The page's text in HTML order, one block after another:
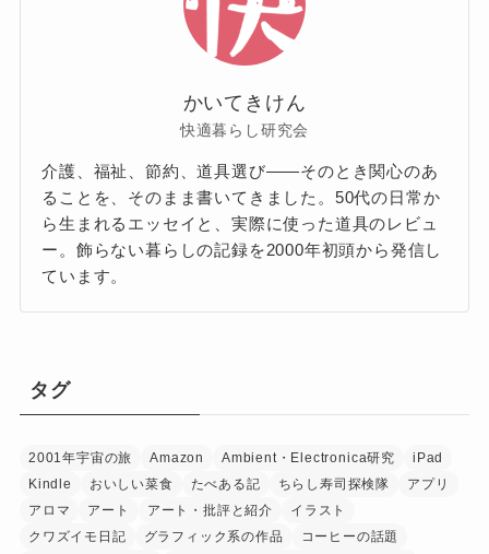
かいてきけん
快適暮らし研究会
介護、福祉、節約、道具選び——そのとき関心のあ
ることを、そのまま書いてきました。50代の日常か
ら生まれるエッセイと、実際に使った道具のレビュ
ー。飾らない暮らしの記録を2000年初頭から発信し
ています。
タグ
2001年宇宙の旅 Amazon Ambient・Electronica研究
iPad
Kindle
おいしい菜食 たべある記 ちらし寿司探検隊
アプリ
アロマ
アート アート・批評と紹介
イラスト
クワズイモ日記
グラフィック系の作品
コーヒーの話題